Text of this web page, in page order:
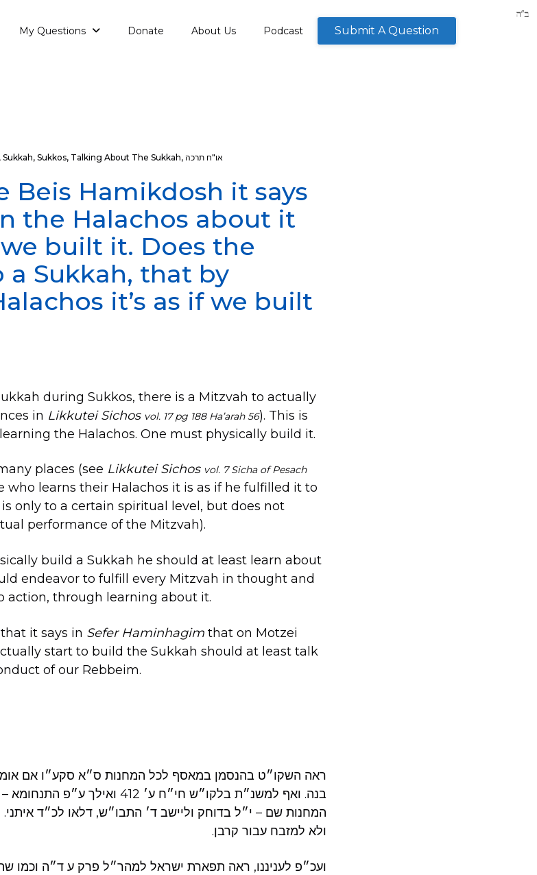
My Questions Donate About Us Podcast Submit A Question
, Sukkah, Sukkos, Talking About The Sukkah, או"ח תרכה
Beis Hamikdosh it says
the Halachos about it
built it. Does the
a Sukkah, that by
it’s as if we built
during Sukkos, there is a Mitzvah to actually
in Likkutei Sichos vol. 17 pg 188 Ha’arah 56). This is
the Halachos. One must physically build it.
places (see Likkutei Sichos vol. 7 Sicha of Pesach
who learns their Halachos it is as if he fulfilled it to
only to a certain spiritual level, but does not
performance of the Mitzvah).
build a Sukkah he should at least learn about
endeavor to fulfill every Mitzvah in thought and
action, through learning about it.
it says in Sefer Haminhagim that on Motzei
start to build the Sukkah should at least talk
of our Rebbeim.
ראה השקו״ט בהנסמן במאסף לכל המחנות ס״א סקע״ו אם
בנה. ואף למשנ״ת בלקו״ש חי״ח ע׳
המחנות שם – י״ל בדוחק וליישב ד׳ התבו״ש, דלאו לכ״ד
ולא למזבח עבור קרבן.
ועכ״פ לעניננו, ראה תפארת ישראל למהר״ל פרק ע ד״ה וכמו